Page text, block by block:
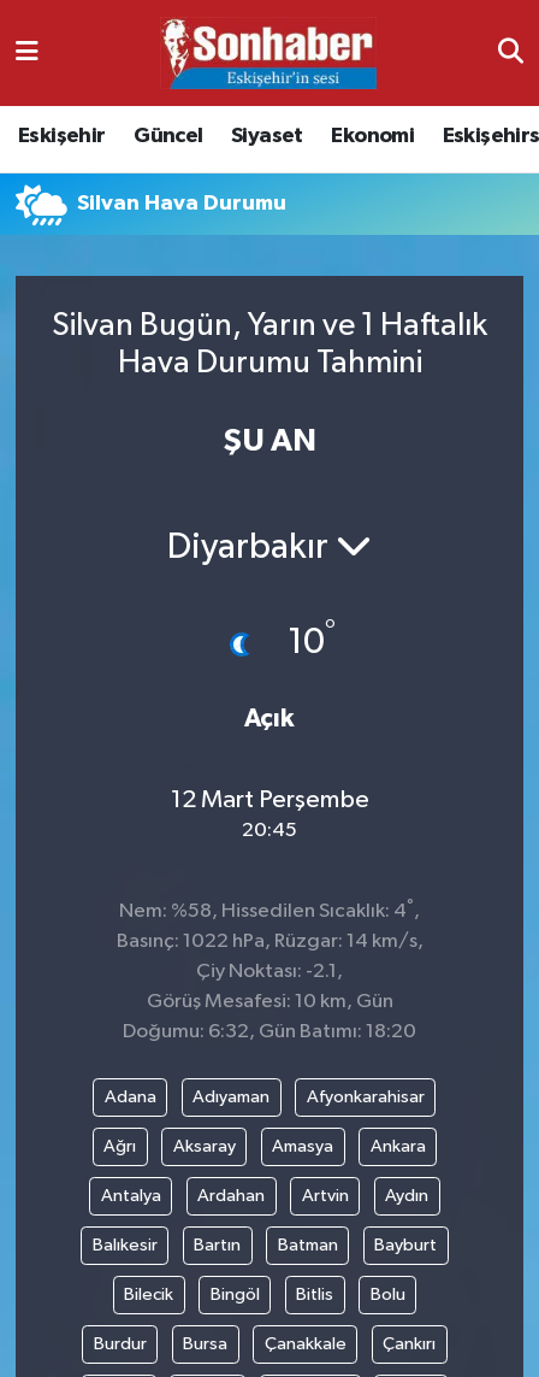
Eskişehir Güncel Siyaset Ekonomi
Silvan Hava Durumu
Silvan Bugün, Yarın ve 1 Haftalık
Hava Durumu Tahmini
ŞU AN
Diyarbakır
10°
Açık
12 Mart Perşembe
20:45
Nem: %58, Hissedilen Sıcaklık: 4° ,
Basınç: 1022 hPa, Rüzgar: 14 km/s,
Çiy Noktası: -2.1,
Görüş Mesafesi: 10 km, Gün
Doğumu: 6:32, Gün Batımı: 18:20
Adana Adıyaman Afyonkarahisar
Ağrı Aksaray Amasya Ankara
Antalya Ardahan Artvin Aydın
Balıkesir Bartın Batman Bayburt
Bilecik Bingöl Bitlis Bolu
Burdur Bursa Çanakkale Çankırı
Ekonomi
Güncel
Kültür & Sanat
Nöbetçi Eczaneler
Namaz Vakitleri
Trafik Durumu
Süper Lig Puan Durumu ve Fikstür
Son Dakika Haberleri